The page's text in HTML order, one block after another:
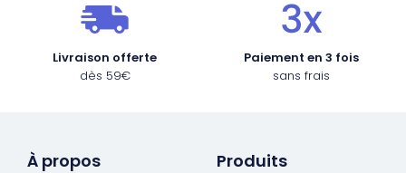
Livraison offerte
dès 59€
Paiement en 3 fois
sans frais
À propos Produits